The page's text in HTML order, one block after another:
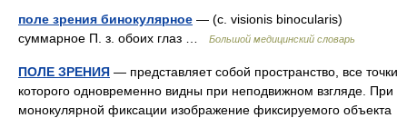
поле зрения бинокулярное — (с. visionis binocularis)
суммарное П. з. обоих глаз …
Большой медицинский словарь
ПОЛЕ ЗРЕНИЯ — представляет собой пространство, все точки
которого одновременно видны при неподвижном взгляде. При
монокулярной фиксации изображение фиксируемого объекта